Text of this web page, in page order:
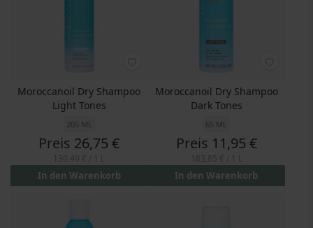
Moroccanoil Dry Shampoo
Light Tones
205 ML
Preis 26,75 €
In den Warenkorb
Moroccanoil Dry Shampoo
Dark Tones
65 ML
Preis 11,95 €
In den Warenkorb